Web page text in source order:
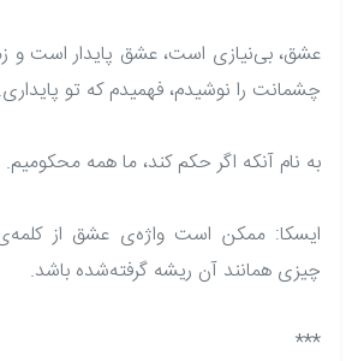
عشق، بی‌نیازی است، عشق پایدار است و
چشمانت را نوشیدم، فهمیدم که تو پایداری.
به نام آنکه اگر حکم کند، ما همه محکومیم.
چیزی همانند آن ریشه گرفته‌شده باشد.
***